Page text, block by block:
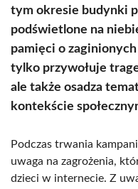
tym okresie budynki
podświetlone na
pamięci o
tylko przywołuje
ale także osadza
kontekście
Podczas trwania
uwaga na zagrożenia,
dzieci w internecie. Z